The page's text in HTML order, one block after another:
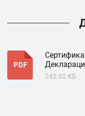
PDF
245.02 КБ